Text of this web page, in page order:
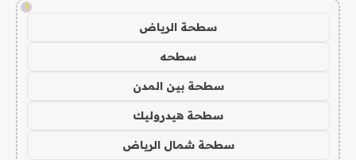
!
سطحة الرياض
سطحه
سطحة بين المدن
سطحة هيدروليك
سطحة شمال الرياض